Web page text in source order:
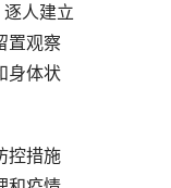
人建立
置观察
身体状
控措施